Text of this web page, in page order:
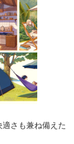
さも兼ね備えた